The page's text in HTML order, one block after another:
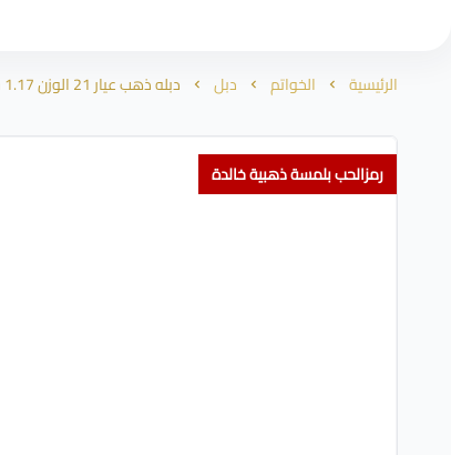
الرئيسية الخواتم دبل دبله ذهب عيار 21 الوزن 1.17 جرام
رمزالحب بلمسة ذهبية خالدة